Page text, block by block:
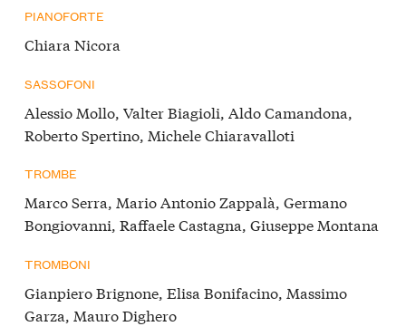
PIANOFORTE
Chiara Nicora
SASSOFONI
Alessio Mollo, Valter Biagioli, Aldo Camandona,
Roberto Spertino, Michele Chiaravalloti
TROMBE
Marco Serra, Mario Antonio Zappalà, Germano
Bongiovanni, Raffaele Castagna, Giuseppe Montana
TROMBONI
Gianpiero Brignone, Elisa Bonifacino, Massimo
Garza, Mauro Dighero